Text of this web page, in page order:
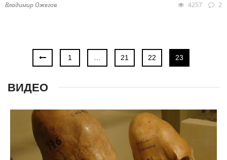
Владимир Ожегов 4257 2
1 21 22 23
ВИДЕО